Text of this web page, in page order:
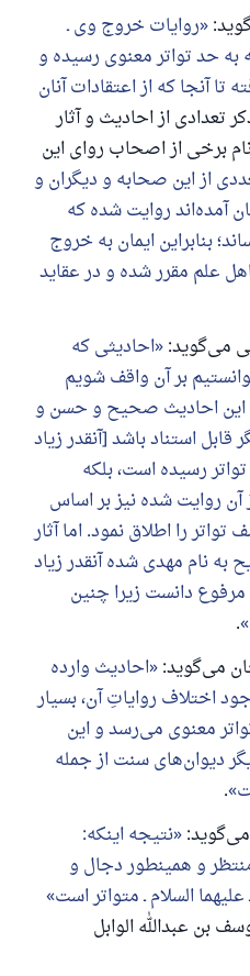
روایات خروج وی ـ
به حد تواتر معنوی رسیده و
آنجا که از اعتقادات آنان
تعدادی از احادیث و آثار
برخی از اصحاب روای این
از این صحابه و دیگران و
آمده‌اند روایت شده که
بنابراین ایمان به خروج
علم مقرر شده و در عقاید
احادیثی که
بر آن واقف شویم
این احادیث صحیح و حسن و
استناد باشد [آنقدر زیاد
رسیده است، بلکه
آن روایت شده نیز بر اساس
را اطلاق نمود. اما آثار
به نام مهدی شده آنقدر زیاد
دانست زیرا چنین
.
احادیث وارده
اختلاف روایاتِ آن، بسیار
معنوی می‌رسد و این
دیوان‌های سنت از جمله
.
نتیجه اینکه:
و همینطور دجال و
السلام ـ متواتر است
بن عبدالله الوابل